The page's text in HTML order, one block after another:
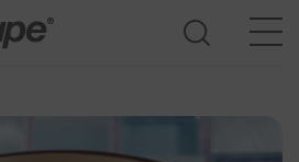
guide de sélection